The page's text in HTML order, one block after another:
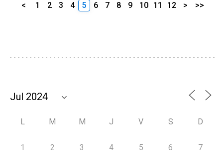
< 1 2 3 4 5 6 7 8 9 10 11 12 > >>
L M M J V S D
1 2 3 4 5 6 7